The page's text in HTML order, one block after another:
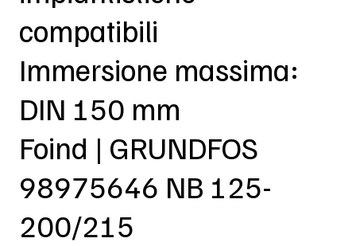
compatibili
Immersione massima:
DIN 150 mm
Foind | GRUNDFOS
98975646 NB 125-
200/215